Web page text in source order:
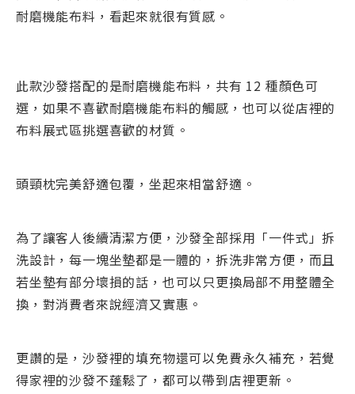
耐磨機能布料，看起來就很有質感。
此款沙發搭配的是耐磨機能布料，共有 12 種顏色可
選，如果不喜歡耐磨機能布料的觸感，也可以從店裡的
布料展式區挑選喜歡的材質。
頭頸枕完美舒適包覆，坐起來相當舒適。
為了讓客人後續清潔方便，沙發全部採用「一件式」拆
洗設計，每一塊坐墊都是一體的，拆洗非常方便，而且
若坐墊有部分壞損的話，也可以只更換局部不用整體全
換，對消費者來說經濟又實惠。
更讚的是，沙發裡的填充物還可以免費永久補充，若覺
得家裡的沙發不蓬鬆了，都可以帶到店裡更新。